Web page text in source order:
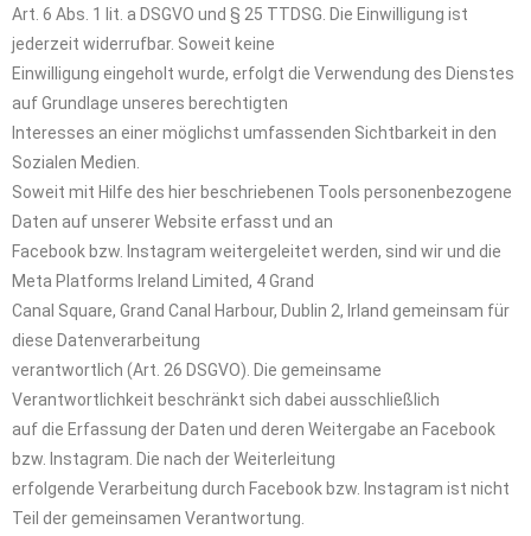
Art. 6 Abs. 1 lit. a DSGVO und § 25 TTDSG. Die Einwilligung ist
jederzeit widerrufbar. Soweit keine
Einwilligung eingeholt wurde, erfolgt die Verwendung des Dienstes
auf Grundlage unseres berechtigten
Interesses an einer möglichst umfassenden Sichtbarkeit in den
Sozialen Medien.
Soweit mit Hilfe des hier beschriebenen Tools personenbezogene
Daten auf unserer Website erfasst und an
Facebook bzw. Instagram weitergeleitet werden, sind wir und die
Meta Platforms Ireland Limited, 4 Grand
Canal Square, Grand Canal Harbour, Dublin 2, Irland gemeinsam für
diese Datenverarbeitung
verantwortlich (Art. 26 DSGVO). Die gemeinsame
Verantwortlichkeit beschränkt sich dabei ausschließlich
auf die Erfassung der Daten und deren Weitergabe an Facebook
bzw. Instagram. Die nach der Weiterleitung
erfolgende Verarbeitung durch Facebook bzw. Instagram ist nicht
Teil der gemeinsamen Verantwortung.